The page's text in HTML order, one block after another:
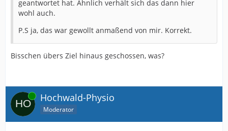
geantwortet hat. Ähnlich verhält sich das dann hier
wohl auch.
P.S ja, das war gewollt anmaßend von mir. Korrekt.
Bisschen übers Ziel hinaus geschossen, was?
Online Hochwald-Physio
Moderator